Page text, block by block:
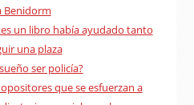
Benidorm
un libro había ayudado tanto
una plaza
ser policía?
que se esfuerzan a